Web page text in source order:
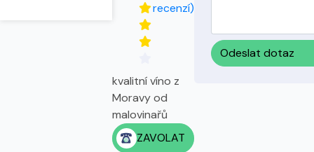
recenzí)
kvalitní víno z
Moravy od
malovinařů
ZAVOLAT
Odeslat dotaz